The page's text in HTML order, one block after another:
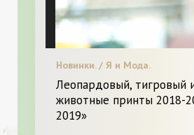
Новинки. / Я и Мода.
Леопардовый, тигровый
животные принты 2018-
2019»